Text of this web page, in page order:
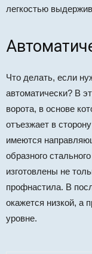
легкостью
Что делать, если
автоматически? В
ворота, в основе
отъезжает в
имеются
образного
изготовлены не
профнастила. В
окажется низкой, а
уровне.